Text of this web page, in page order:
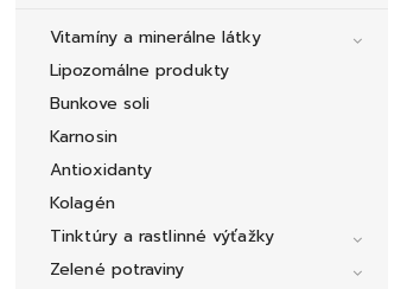
Vitamíny a minerálne látky
Lipozomálne produkty
Bunkove soli
Karnosin
Antioxidanty
Kolagén
Tinktúry a rastlinné výťažky
Zelené potraviny